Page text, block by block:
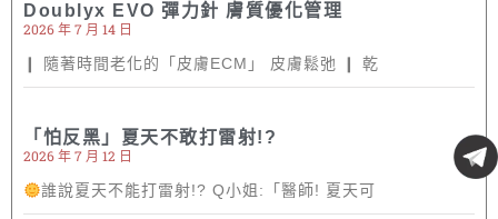
Doublyx EVO 彈力針 膚質優化管理
2026 年 7 月 14 日
❙ 隨著時間老化的「皮膚ECM」 皮膚鬆弛 ❙ 乾
「怕反黑」夏天不敢打雷射!?
2026 年 7 月 12 日
誰說夏天不能打雷射!? Q小姐:「醫師! 夏天可